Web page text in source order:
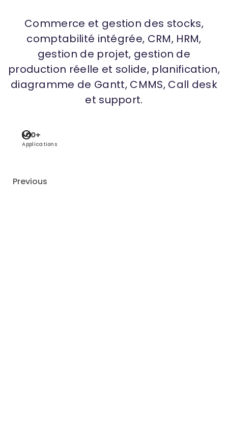
Commerce et gestion des stocks,
comptabilité intégrée, CRM, HRM,
gestion de projet, gestion de
production réelle et solide, planification,
diagramme de Gantt, CMMS, Call desk
et support.
100+
Applications
Previous